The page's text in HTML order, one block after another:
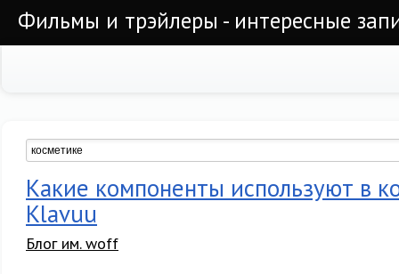
Фильмы и трэйлеры - интересные
Какие компоненты используют в
Klavuu
Блог им. woff